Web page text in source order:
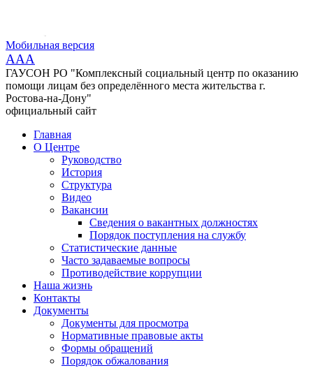
Мобильная версия
AAA
ГАУСОН РО "Комплексный социальный центр по оказанию
помощи лицам без определённого места жительства г.
Ростова-на-Дону"
официальный сайт
Главная
О Центре
Руководство
История
Структура
Видео
Вакансии
Сведения о вакантных должностях
Порядок поступления на службу
Статистические данные
Часто задаваемые вопросы
Противодействие коррупции
Наша жизнь
Контакты
Документы
Документы для просмотра
Нормативные правовые акты
Формы обращений
Порядок обжалования